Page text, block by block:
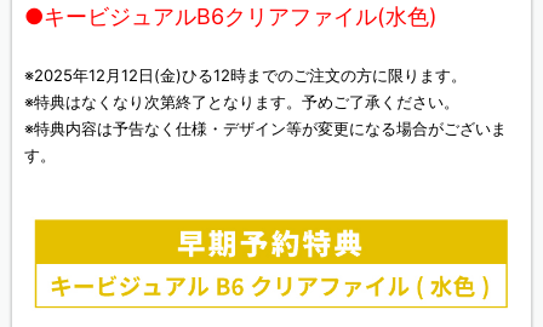
●キービジュアルB6クリアファイル(水色)
※2025年12月12日(金)ひる12時までのご注文の方に限ります。
※特典はなくなり次第終了となります。予めご了承ください。
※特典内容は予告なく仕様・デザイン等が変更になる場合がございま
す。